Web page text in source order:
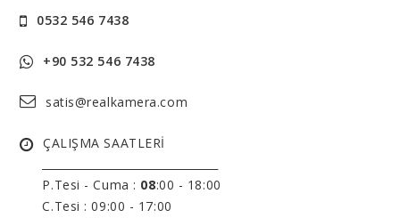
0532 546 7438
+90 532 546 7438
satis@realkamera.com
ÇALIŞMA SAATLERİ
P.Tesi - Cuma : 08:00 - 18:00
C.Tesi : 09:00 - 17:00